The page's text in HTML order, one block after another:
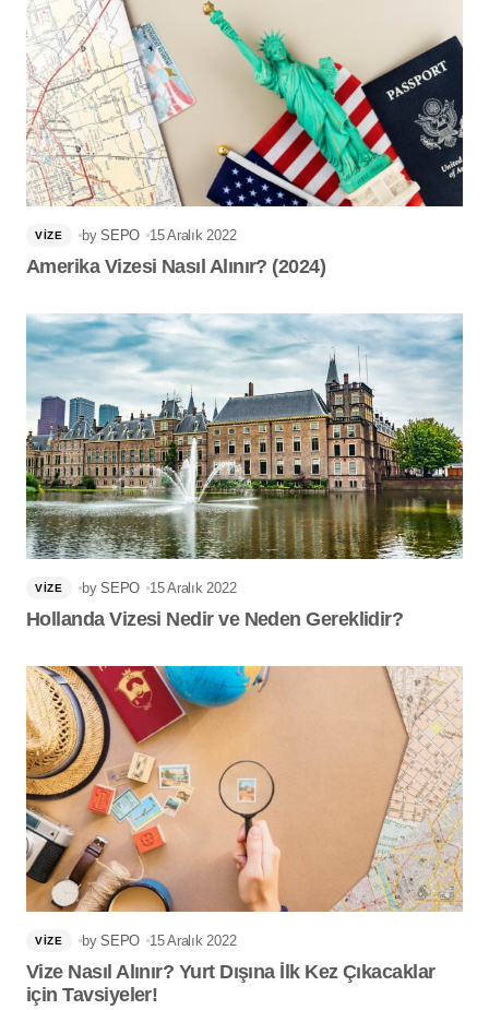
VIZE by SEPO 15 Aralık 2022
Amerika Vizesi Nasıl Alınır? (2024)
VIZE by SEPO 15 Aralık 2022
Hollanda Vizesi Nedir ve Neden Gereklidir?
VIZE by SEPO 15 Aralık 2022
Vize Nasıl Alınır? Yurt Dışına İlk Kez Çıkacaklar
için Tavsiyeler!